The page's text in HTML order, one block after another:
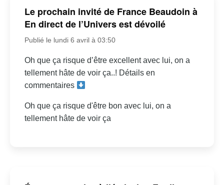
Le prochain invité de France Beaudoin à
En direct de l’Univers est dévoilé
Publié le lundi 6 avril à 03:50
Oh que ça risque d’être excellent avec lui, on a
tellement hâte de voir ça..! Détails en
commentaires
Oh que ça risque d'être bon avec lui, on a
tellement hâte de voir ça